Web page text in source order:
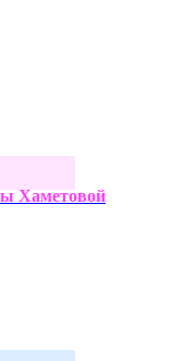
Хаметовой